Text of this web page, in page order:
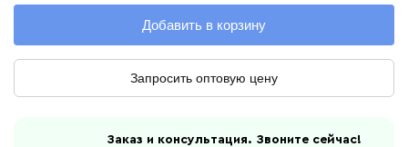
Добавить в корзину
Запросить оптовую цену
Заказ и консультация. Звоните сейчас!